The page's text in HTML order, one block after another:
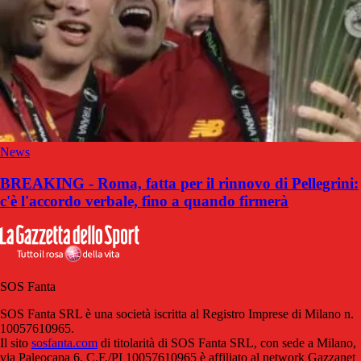
News
BREAKING - Roma, fatta per il rinnovo di Pellegrini:
c'è l'accordo verbale, fino a quando firmerà
SOS Fanta
SOS Fanta SRL è una società iscritta al Registro Imprese di Milano n.
10057610965.
Il sito sosfanta.com di titolarità di SOS Fanta SRL, con sede a Milano,
via Paleocapa 6, C.F./PI 10057610965 è affiliato al network Gazzanet